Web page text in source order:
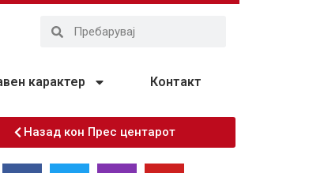
карактер Контакт
Назад кон Прес центарот